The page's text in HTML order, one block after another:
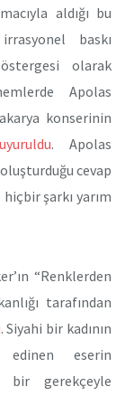
aldığı bu
baskı
olarak
Apolas
konserinin
. Apolas
cevap
şarkı yarım
“Renklerden
tarafından
. Siyahi bir kadının
eserin
bir gerekçeyle